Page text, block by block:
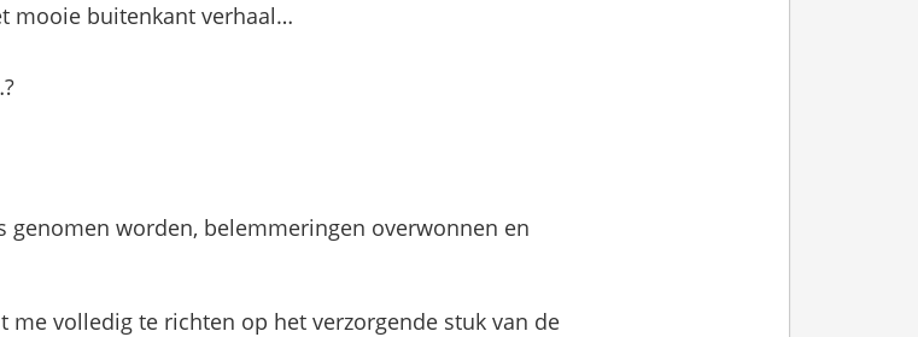
mooie buitenkant verhaal…
genomen worden, belemmeringen overwonnen en
volledig te richten op het verzorgende stuk van de